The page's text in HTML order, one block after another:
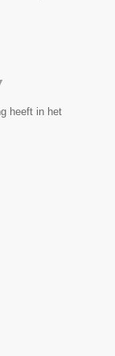
heeft in het